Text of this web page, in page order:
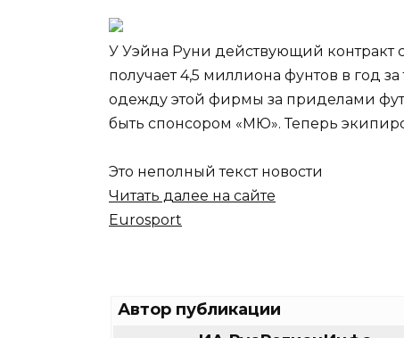
У Уэйна Руни действующий
получает 4,5 миллиона фунтов в год
одежду этой фирмы за приделами
быть спонсором «МЮ». Теперь
Это неполный текст новости
Читать далее на сайте
Eurosport
Автор публикации